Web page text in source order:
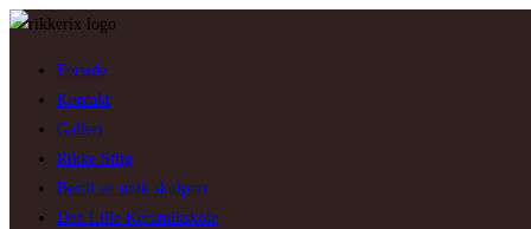
Skip
Forside
Kontakt
Galleri
Rikke Stiig
Bestil en unik skulptur
Den Lille Keramikskole